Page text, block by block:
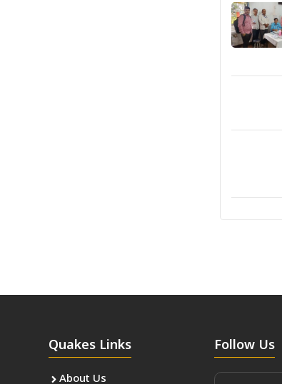
Quakes Links
About Us
Follow Us